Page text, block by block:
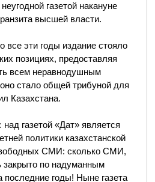
газетой накануне
высшей власти.
все эти годы издание стояло
позициях, предоставляя
всем неравнодушным
стало общей трибуной для
Казахстана.
газетой «Дат» является
политики казахстанской
СМИ: сколько СМИ,
закрыто по надуманным
последние годы! Ныне газета